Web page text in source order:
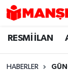
RESMİ İLAN
HABERLER
Hava
Trafik